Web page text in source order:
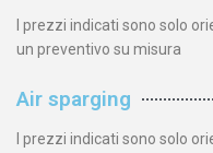
I prezzi indicati sono solo
un preventivo su misura
Air sparging
I prezzi indicati sono solo